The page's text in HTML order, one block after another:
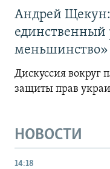
Андрей
единственный
меньшинство»
Дискуссия вокруг
защиты прав
НОВОСТИ
14:18